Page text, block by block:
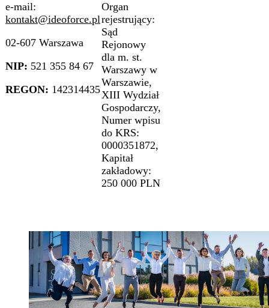
e-mail:
kontakt@ideoforce.pl
02-607 Warszawa
NIP: 521 355 84 67
REGON: 142314435
Organ
rejestrujący:
Sąd
Rejonowy
dla m. st.
Warszawy w
Warszawie,
XIII Wydział
Gospodarczy,
Numer wpisu
do KRS:
0000351872,
Kapitał
zakładowy:
250 000 PLN